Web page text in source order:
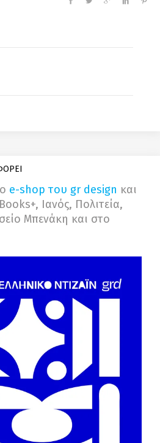
e-shop του gr design και
Ιανός, Πολιτεία,
Μπενάκη και στο